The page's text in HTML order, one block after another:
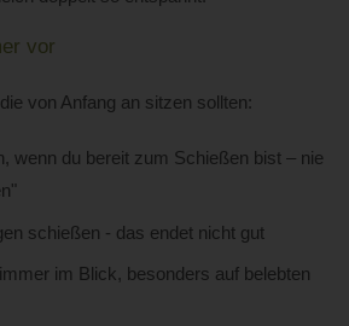
vor
von Anfang an sitzen sollten:
wenn du bereit zum Schießen bist – nie
schießen - das endet nicht gut
im Blick, besonders auf belebten